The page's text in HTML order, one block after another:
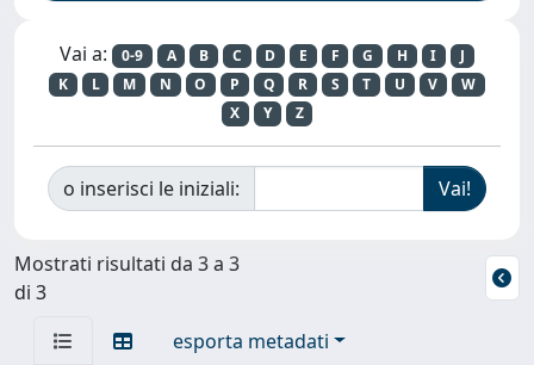
Vai a: 0-9 A B C D E F G H I
J
K
L M N O P Q R S T U V
W
X
Y Z
o inserisci le iniziali:
Mostrati risultati da 3 a 3
di 3
esporta metadati